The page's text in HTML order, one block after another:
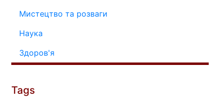
Мистецтво та розваги
Наука
Здоров'я
Tags